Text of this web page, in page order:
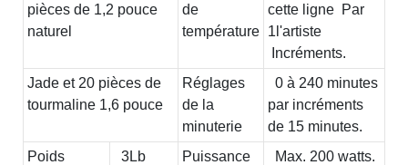
pièces de 1,2 pouce
naturel
de
température
cette ligne Par
1l'artiste
Incréments.
Jade et 20 pièces de
tourmaline 1,6 pouce
Réglages
de la
minuterie
0 à 240 minutes
par incréments
de 15 minutes.
Poids
3Lb Puissance
Max. 200 watts.